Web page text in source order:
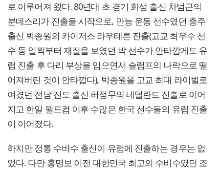
로 이루어져 왔다. 80년대 초 경기 화성 출신 차범근의
분데스리가 진출을 시작으로, 만능 운동 선수였던 충주
출신 박종원의 카이저스 라우테른 진출(고교 최우수 선
수 등 일찍부터 재질을 보였던 박 선수가 안타깝게도 유
럽 진출 후 다리 부상을 입으면서 슬럼프의 나락으로 떨
어져버린 것이 안타깝다), 박종원을 고교 최대 라이벌로
여겼던 전남 진도 출신 허정무의 네덜란드 진출로 이어
지고 한일 월드컵 이후 수많은 한국 선수들의 유럽 진출
이 이어졌다.
​하지만 정통 수비수 출신이 유럽에 진출하는 경우는 없
었다. 다만 홍명보 이전 대한민국 최고의 수비수였던 조